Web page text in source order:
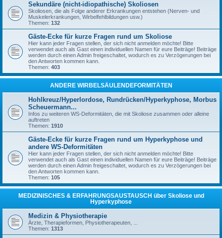
Sekundäre (nicht-idiopathische) Skoliosen
Skoliosen, die als Folge anderer Erkrankungen entstehen (Nerven- und
Muskelerkrankungen, Wirbelfehlbildungen usw.)
Themen: 132
Gäste-Ecke für kurze Fragen rund um Skoliose
Hier kann jeder Fragen stellen, der sich nicht anmelden möchte! Bitte
verwendet auch als Gast einen individuellen Namen für eure Beiträge! Beiträge
werden durch einen Admin freigeschaltet, wodurch es zu Verzögerungen bei
den Antworten kommen kann.
Themen: 403
ANDERE WIRBELSÄULENDEFORMITÄTEN
Hohlkreuz/Hyperlordose, Rundrücken/Hyperkyphose, Morbus
Scheuermann...
Infos zu weiteren WS-Deformitäten, die mit Skoliose zusammen oder alleine
auftreten
Themen: 1910
Gäste-Ecke für kurze Fragen rund um Hyperkyphose und
andere WS-Deformitäten
Hier kann jeder Fragen stellen, der sich nicht anmelden möchte! Bitte
verwendet auch als Gast einen individuellen Namen für eure Beiträge! Beiträge
werden durch einen Admin freigeschaltet, wodurch es zu Verzögerungen bei
den Antworten kommen kann.
Themen: 105
MEDIZINISCHES & ERFAHRUNGSAUSTAUSCH über Skoliose und
Hyperkyphose
Medizin & Physiotherapie
Ärzte, Therapieformen, Physiotherapeuten, ...
Themen: 1313